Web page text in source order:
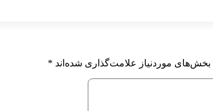
بخش‌های موردنیاز علامت‌گذاری شده‌اند *